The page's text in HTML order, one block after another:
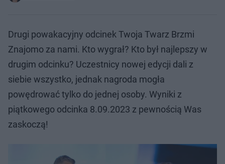
Drugi powakacyjny odcinek Twoja Twarz Brzmi
Znajomo za nami. Kto wygrał? Kto był najlepszy w
drugim odcinku? Uczestnicy nowej edycji dali z
siebie wszystko, jednak nagroda mogła
powędrować tylko do jednej osoby. Wyniki z
piątkowego odcinka 8.09.2023 z pewnością Was
zaskoczą!